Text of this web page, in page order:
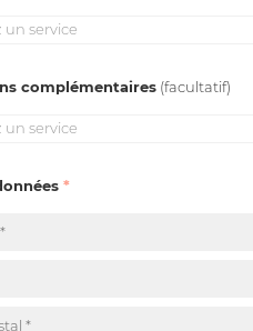
un service
complémentaires
un service